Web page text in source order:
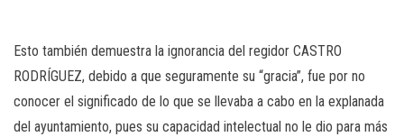
Esto también demuestra la ignorancia del regidor CASTRO
RODRÍGUEZ, debido a que seguramente su “gracia”, fue por no
conocer el significado de lo que se llevaba a cabo en la explanada
del ayuntamiento, pues su capacidad intelectual no le dio para más